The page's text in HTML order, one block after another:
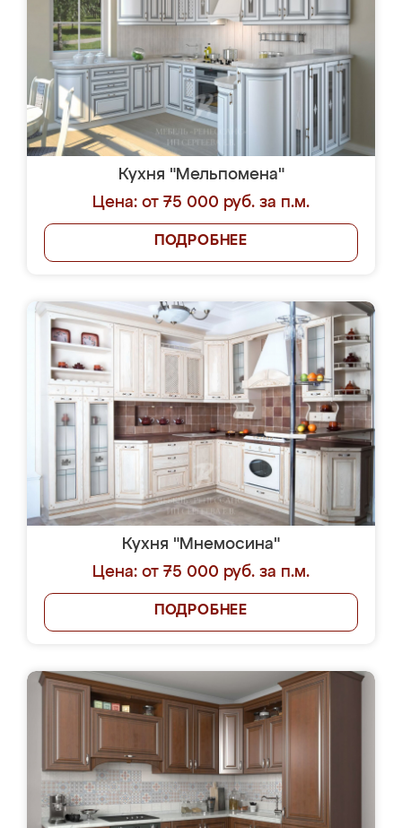
Кухня "Мельпомена"
Цена: от 75 000 руб. за п.м.
ПОДРОБНЕЕ
Кухня "Мнемосина"
Цена: от 75 000 руб. за п.м.
ПОДРОБНЕЕ